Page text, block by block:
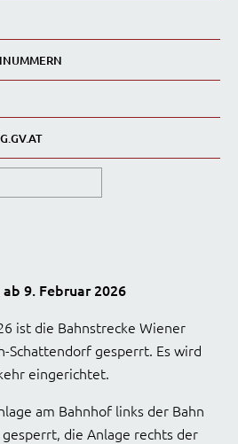
9. Februar 2026
ist die Bahnstrecke Wiener
Schattendorf gesperrt. Es wird
eingerichtet.
am Bahnhof links der Bahn
die Anlage rechts der